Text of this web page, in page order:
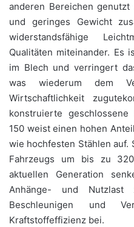
anderen Bereichen
und geringes Gewicht
widerstandsfähige
Qualitäten miteinander. Es
im Blech und verringert
was wiederum dem
Wirtschaftlichkeit
konstruierte
150 weist einen hohen
wie hochfesten Stählen auf.
Fahrzeugs um bis zu
aktuellen Generation
Anhänge- und Nutzlast
Beschleunigen und
Kraftstoffeffizienz bei.